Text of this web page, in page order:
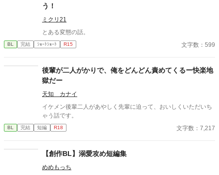
う！
ミクリ21
とある変態の話。
BL 完結 ｼｮｰﾄｼｮｰﾄ R15 文字数：599
後輩が二人がかりで、俺をどんどん責めてくるー快楽地
獄だー
天知 カナイ
イケメン後輩二人があやしく先輩に迫って、おいしくいただいち
ゃう話です。
BL 完結 短編 R18 文字数：7,217
【創作BL】溺愛攻め短編集
めめもっち